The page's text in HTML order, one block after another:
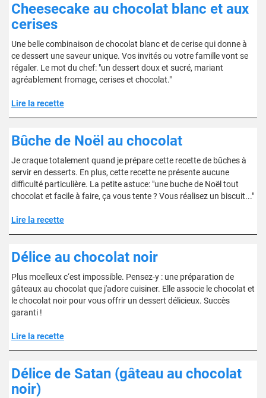
Cheesecake au chocolat blanc et aux
cerises
Une belle combinaison de chocolat blanc et de cerise qui donne à
ce dessert une saveur unique. Vos invités ou votre famille vont se
régaler. Le mot du chef: "un dessert doux et sucré, mariant
agréablement fromage, cerises et chocolat."
Lire la recette
Bûche de Noël au chocolat
Je craque totalement quand je prépare cette recette de bûches à
servir en desserts. En plus, cette recette ne présente aucune
difficulté particulière. La petite astuce: "une buche de Noël tout
chocolat et facile à faire, ça vous tente ? Vous réalisez un biscuit..."
Lire la recette
Délice au chocolat noir
Plus moelleux c‘est impossible. Pensez-y : une préparation de
gâteaux au chocolat que j'adore cuisiner. Elle associe le chocolat et
le chocolat noir pour vous offrir un dessert délicieux. Succès
garanti !
Lire la recette
Délice de Satan (gâteau au chocolat
noir)